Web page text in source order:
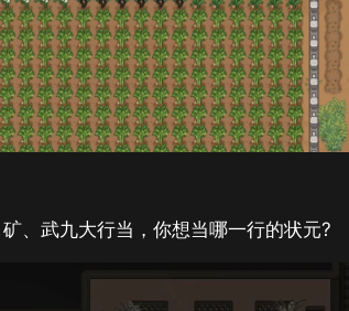
、武九大行当，你想当哪一行的状元?